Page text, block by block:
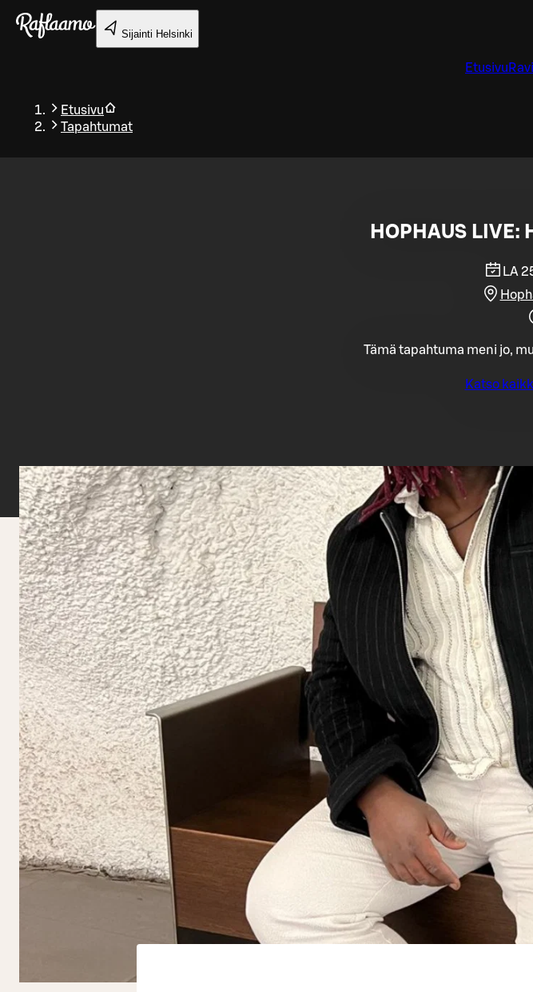
Siirry pääsisältöön
Sijainti Helsinki
Etusivu
Etusivu
Tapahtumat
Takaisin
HOPHAUS LIVE:
LA
Tämä tapahtuma meni jo,
Katso